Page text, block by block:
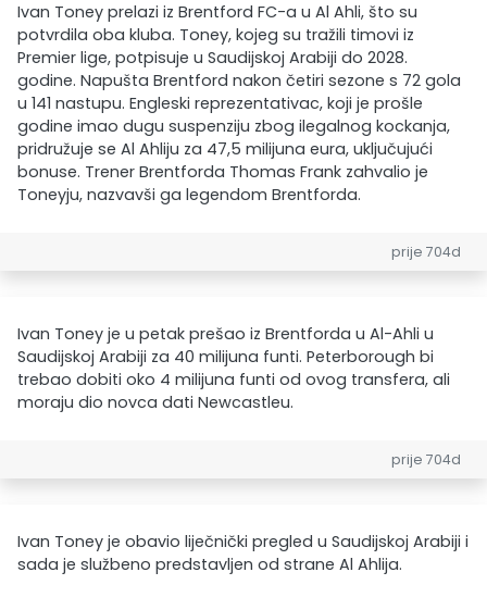
Ivan Toney prelazi iz Brentford FC-a u Al Ahli, što su
potvrdila oba kluba. Toney, kojeg su tražili timovi iz
Premier lige, potpisuje u Saudijskoj Arabiji do 2028.
godine. Napušta Brentford nakon četiri sezone s 72 gola
u 141 nastupu. Engleski reprezentativac, koji je prošle
godine imao dugu suspenziju zbog ilegalnog kockanja,
pridružuje se Al Ahliju za 47,5 milijuna eura, uključujući
bonuse. Trener Brentforda Thomas Frank zahvalio je
Toneyju, nazvavši ga legendom Brentforda.
prije 704d
Ivan Toney je u petak prešao iz Brentforda u Al-Ahli u
Saudijskoj Arabiji za 40 milijuna funti. Peterborough bi
trebao dobiti oko 4 milijuna funti od ovog transfera, ali
moraju dio novca dati Newcastleu.
prije 704d
Ivan Toney je obavio liječnički pregled u Saudijskoj Arabiji i
sada je službeno predstavljen od strane Al Ahlija.